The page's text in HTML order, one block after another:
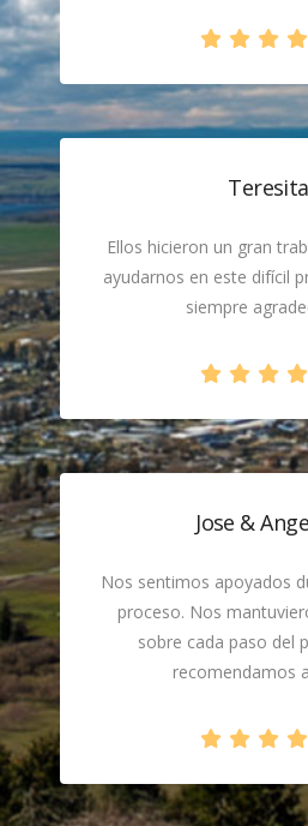
Teresita
Ellos hicieron un gran
ayudarnos en este difícil
siempre
Jose &
Nos sentimos apoyados
proceso. Nos
sobre cada paso del
recomendamos